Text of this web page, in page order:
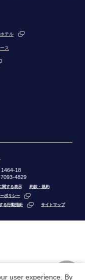
テル
ス
18
4829
関する表示
約款・規約
ポリシー
る行動指針 サイトマップ
user experience. By